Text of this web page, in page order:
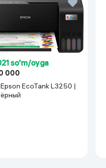
so'm/oyga
000
EcoTank L3250 |